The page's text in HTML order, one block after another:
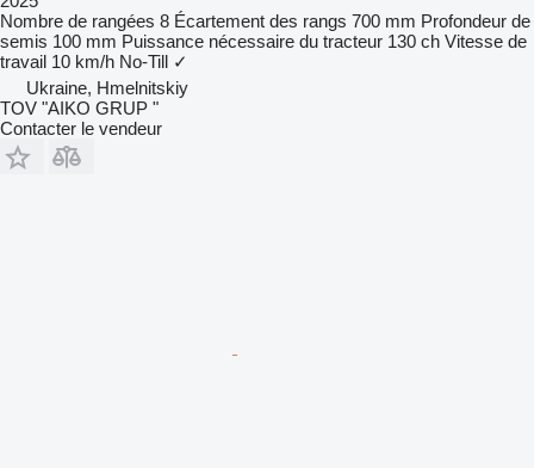
Nombre de rangées 8 Écartement des rangs 700 mm Profondeur de
semis 100 mm Puissance nécessaire du tracteur 130 ch Vitesse de
travail 10 km/h No-Till ✓
Ukraine, Hmelnitskiy
TOV "AIKO GRUP "
Contacter le vendeur